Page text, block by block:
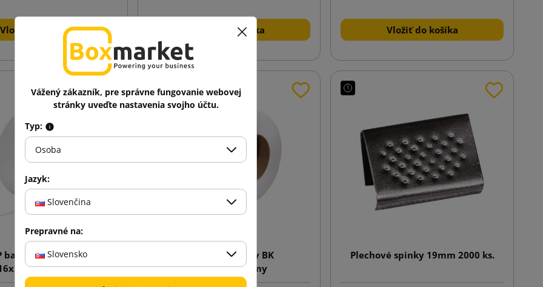
Vložiť do košíka Vložiť do košíka Vložiť do košíka
baliace pásky BK
60my
PP baliace pásky BK
16x1500m/80my
Plechové spinky 19mm 2000 ks.
Vážený zákazník, pre správne fungovanie webovej
stránky uveďte nastavenia svojho účtu.
Typ:
Osoba
Jazyk:
Slovenčina
Prepravné na:
Slovensko